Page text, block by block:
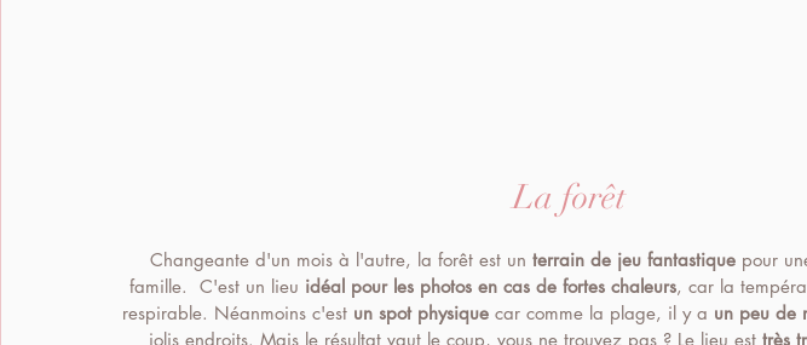
La forêt
Changeante d'un mois à l'autre, la forêt est un terrain de jeu fantastique pour
famille.  C'est un lieu idéal pour les photos en cas de fortes chaleurs, car la
respirable. Néanmoins c'est un spot physique car comme la plage, il y a un peu de
jolis endroits. Mais le résultat vaut le coup, vous ne trouvez pas ? Le lieu est très